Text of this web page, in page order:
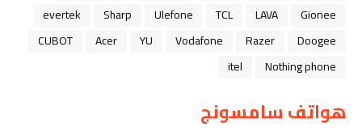
Gionee
LAVA
TCL
Ulefone
Sharp
evertek
Doogee
Razer
Vodafone
YU
Acer
CUBOT
Nothing phone
itel
هواتف سامسونج